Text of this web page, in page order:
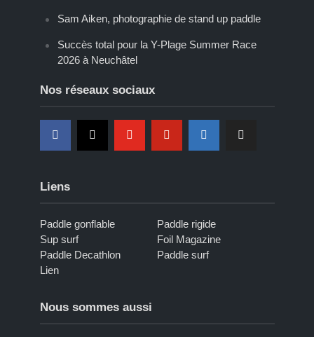
Sam Aiken, photographie de stand up paddle
Succès total pour la Y-Plage Summer Race
2026 à Neuchâtel
Nos réseaux sociaux
Liens
Paddle gonflable
Paddle rigide
Sup surf
Foil Magazine
Paddle Decathlon
Paddle surf
Lien
Nous sommes aussi